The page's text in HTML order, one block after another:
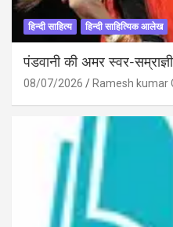
हिन्दी साहित्य हिन्दी साहित्यिक आलेख
पंडवानी की अमर स्वर-
08/07/2026 Ramesh kumar